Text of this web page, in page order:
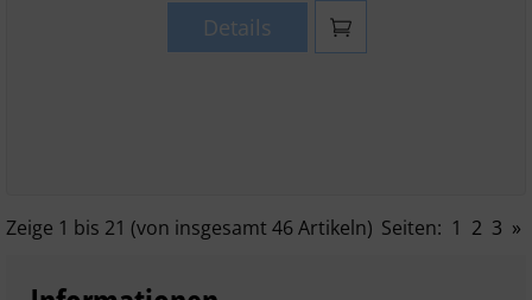
Details
Zeige 1 bis 21 (von insgesamt 46Artikeln) Seiten: 1 2 3 »